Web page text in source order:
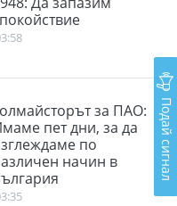
за ПАО:
пет дни, за да
по
начин в
Подай сигнал